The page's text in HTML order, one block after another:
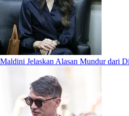
Maldini Jelaskan Alasan Mundur dari